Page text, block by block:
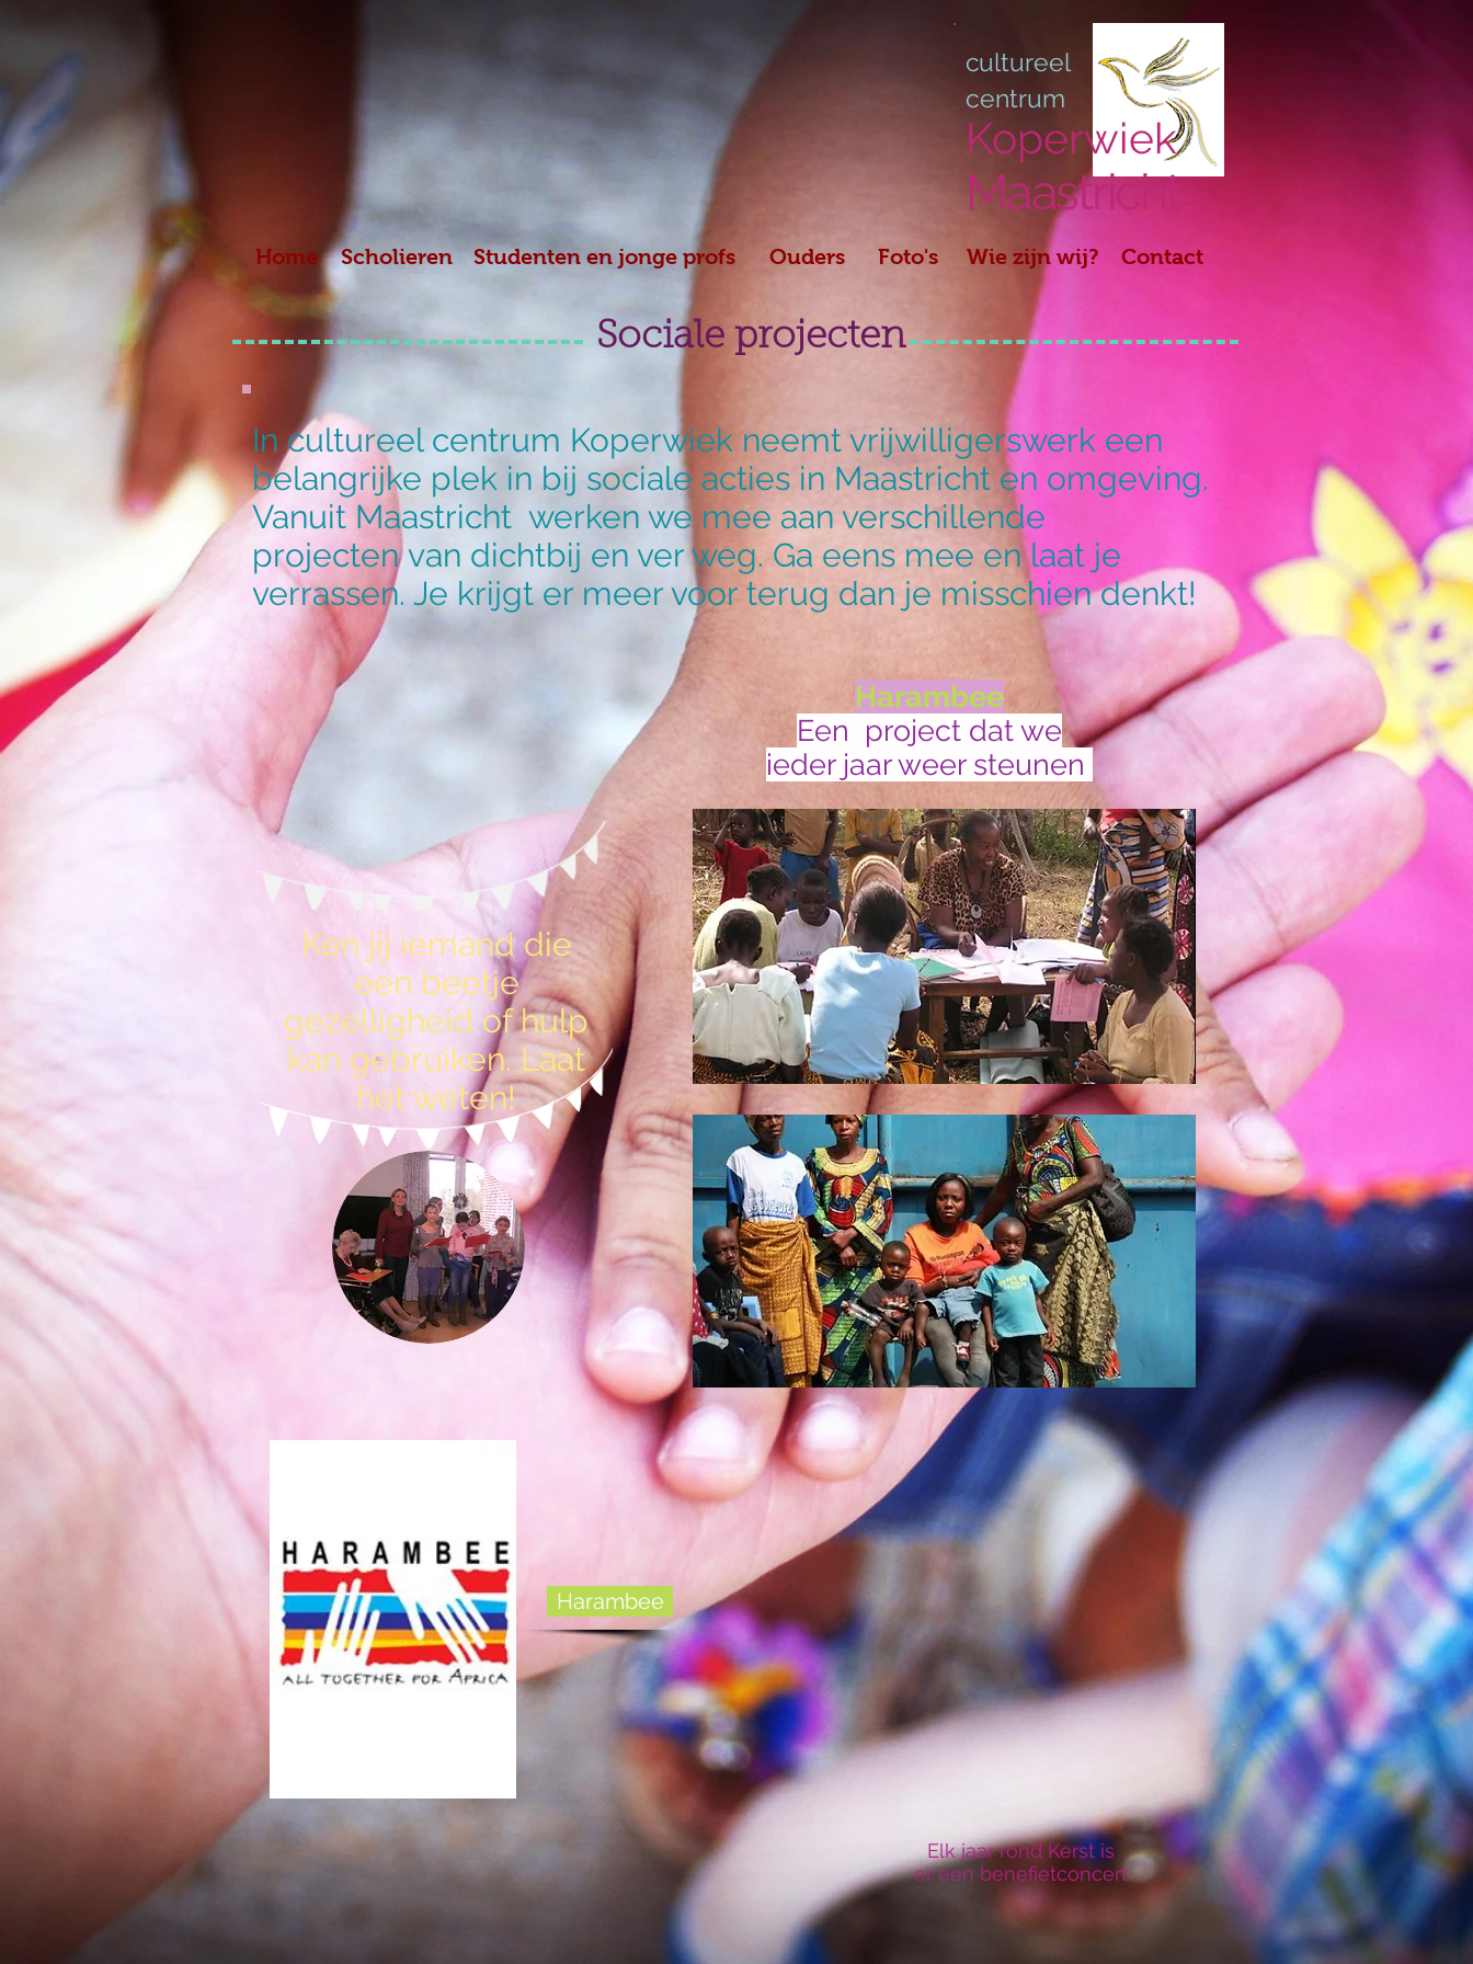
Home Scholieren Studenten en jonge profs Ouders Foto's Wie zijn wij? Contact
Sociale projecten
In cultureel centrum Koperwiek neemt vrijwilligerswerk een
belangrijke plek in bij sociale acties in Maastricht en omgeving.
Vanuit Maastricht werken we mee aan verschillende
projectenvan dichtbij en ver weg. Ga eens mee en laat je
verrassen. Je krijgt er meer voor terug dan je misschien denkt!
Harambee
Een project dat we
ieder jaar weer steunen
Ken jij iemand die
een beetje
gezelligheid of hulp
kan gebruiken. Laat
het weten!
Harambee
Elk jaar rond Kerst is
er een benefietconcert
cultureel
centrum
Koperwiek
Maastricht